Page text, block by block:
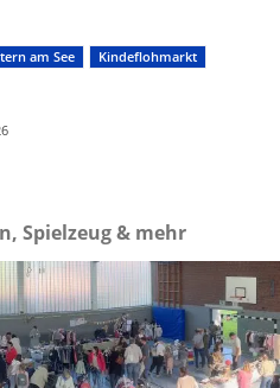
am See
Kindeflohmarkt
Spielzeug & mehr